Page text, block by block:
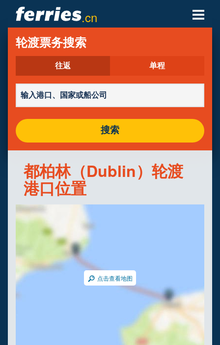
.cn
轮渡公司
轮渡目的地
轮渡航线
轮渡港口
管理预定
轮渡票务搜索
往返 单程
搜索
都柏林（Dublin）轮渡
港口位置
点击查看地图